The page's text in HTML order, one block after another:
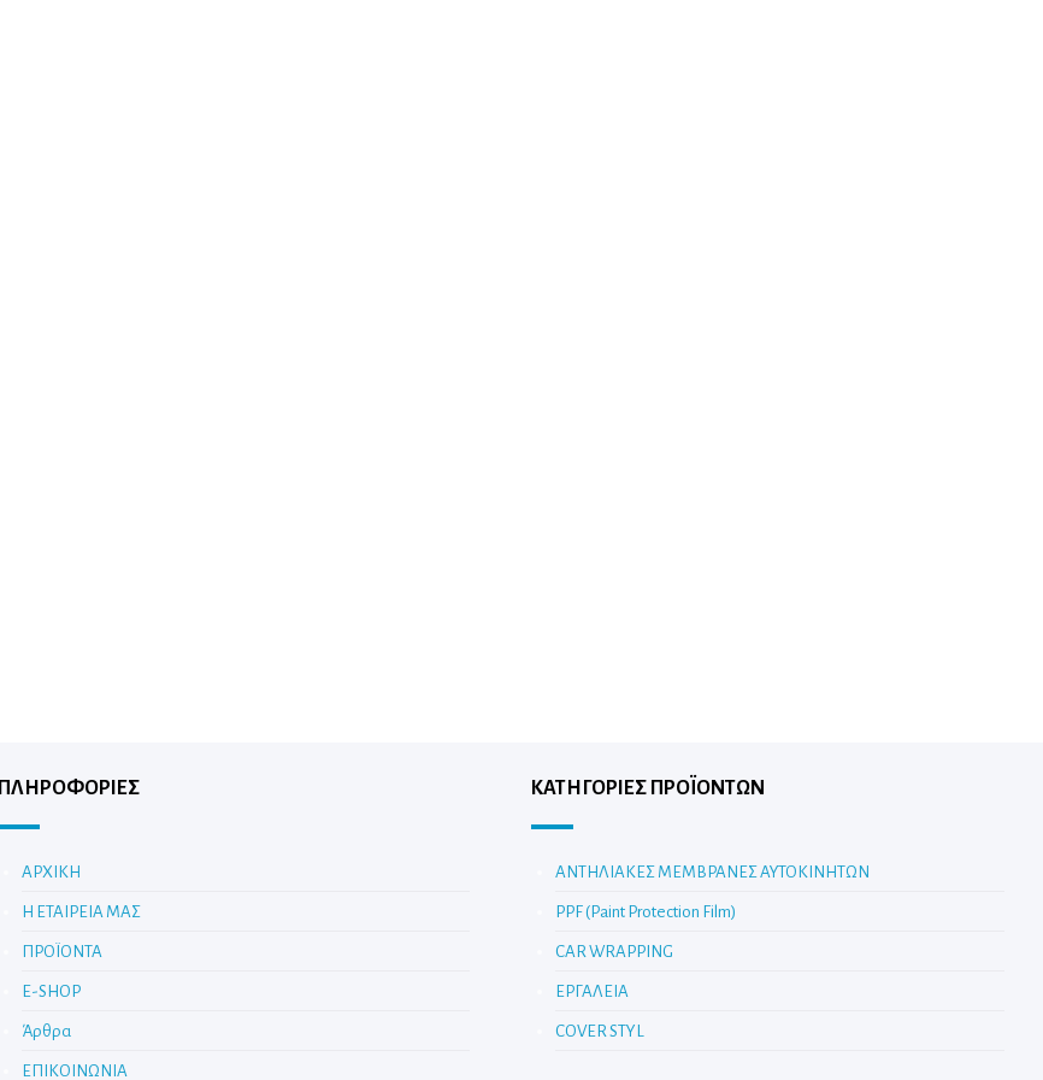
ΠΛΗΡΟΦΟΡΙΕΣ
ΑΡΧΙΚΗ
Η ΕΤΑΙΡΕΙΑ ΜΑΣ
ΠΡΟΪΟΝΤΑ
E-SHOP
Άρθρα
ΕΠΙΚΟΙΝΩΝΙΑ
ΚΑΤΗΓΟΡΊΕΣ ΠΡΟΪΌΝΤΩΝ
ΑΝΤΗΛΙΑΚΕΣ ΜΕΜΒΡΑΝΕΣ ΑΥΤΟΚΙΝΗΤΩΝ
PPF (Paint Protection Film)
CAR WRAPPING
ΕΡΓΑΛΕΙΑ
COVER STYL